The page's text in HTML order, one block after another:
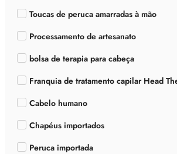
Toucas de peruca amarradas à mão
Processamento de artesanato
bolsa de terapia para cabeça
Franquia de tratamento capilar Head
Cabelo humano
Chapéus importados
Peruca importada